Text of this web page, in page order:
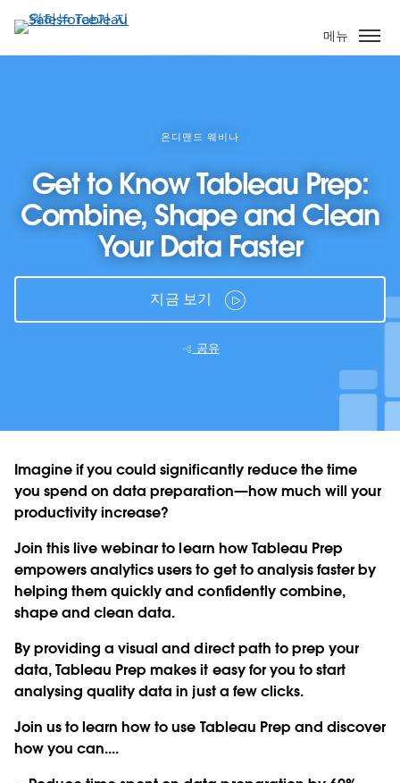
요
콘
메뉴
온디맨드 웨비나
Get to Know Tableau Prep:
Combine, Shape and Clean
Your Data Faster
지금 보기
공유
Imagine if you could significantly reduce the time
you spend on data preparation—how much will your
productivity increase?
Join this live webinar to learn how Tableau Prep
empowers analytics users to get to analysis faster by
helping them quickly and confidently combine,
shape and clean data.
By providing a visual and direct path to prep your
data, Tableau Prep makes it easy for you to start
analysing quality data in just a few clicks.
Join us to learn how to use Tableau Prep and discover
how you can....